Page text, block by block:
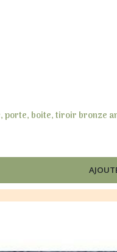
boite, tiroir bronze